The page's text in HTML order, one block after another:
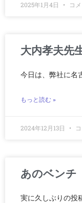
2025年1月4日 コ
大内孝夫先
今日は、弊社に名
もっと読む »
2024年12月13日
あのベンチ
実に久しぶりの投